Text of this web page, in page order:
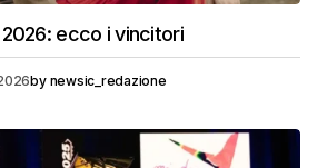
2026: ecco i vincitori
by newsic_redazione